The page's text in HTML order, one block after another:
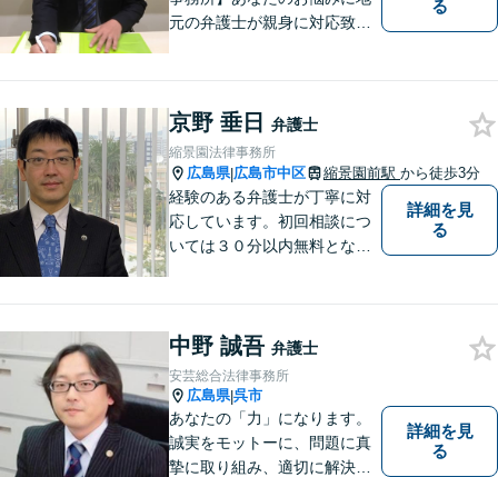
元の弁護士が親身に対応致し
る
京野 垂日 弁護士
縮景園法律事務所
広島県|広島市中区 縮景園前駅 から徒歩3分
経験のある弁護士が丁寧に対
応しています。初回相談につ
いては３０分以内無料となっ
詳細を見
る
中野 誠吾 弁護士
安芸総合法律事務所
広島県|呉市
あなたの「力」になります。
誠実をモットーに、問題に真
摯に取り組み、適切に解決で
詳細を見
る